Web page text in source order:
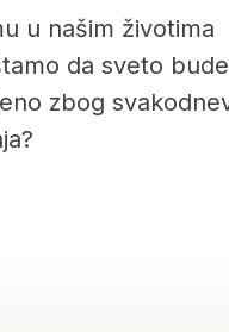
u našim životima
da sveto bude
zbog